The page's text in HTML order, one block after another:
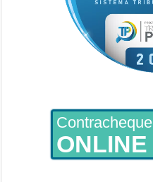
Contracheque
ONLINE